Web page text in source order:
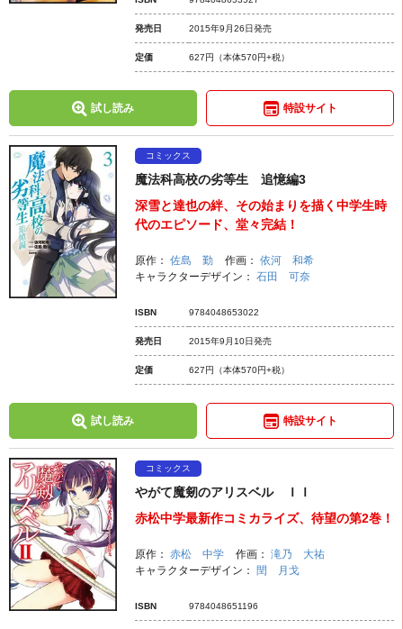
発売日 2015年9月26日発売
定価 627円 （本体570円+税）
試し読み 特設サイト
コミックス
魔法科高校の劣等生 追憶編3
深雪と達也の絆、その始まりを描く中学生時
代のエピソード、堂々完結！
原作： 佐島 勤 作画： 依河 和希
キャラクターデザイン： 石田 可奈
ISBN 9784048653022
発売日 2015年9月10日発売
定価 627円 （本体570円+税）
試し読み 特設サイト
コミックス
やがて魔剱のアリスベル ＩＩ
赤松中学最新作コミカライズ、待望の第2巻！
原作： 赤松 中学 作画： 滝乃 大祐
キャラクターデザイン： 閏 月戈
ISBN 9784048651196